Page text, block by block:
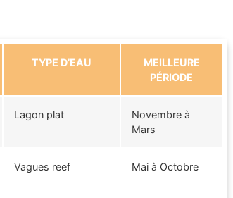
TYPE D’EAU
MEILLEURE
PÉRIODE
Lagon plat
Novembre à
Mars
Vagues reef Mai à Octobre